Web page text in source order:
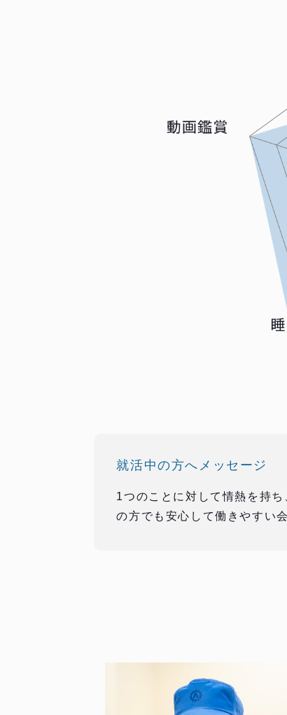
就活中の方へメッセージ
1つのことに対して情熱を持
の方でも安心して働きやすい